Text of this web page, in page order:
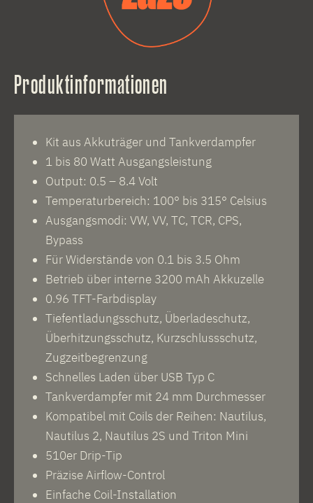
Produktinformationen
Kit aus Akkuträger und Tankverdampfer
1 bis 80 Watt Ausgangsleistung
Output: 0.5 – 8.4 Volt
Temperaturbereich: 100° bis 315° Celsius
Ausgangsmodi: VW, VV, TC, TCR, CPS,
Bypass
Für Widerstände von 0.1 bis 3.5 Ohm
Betrieb über interne 3200 mAh Akkuzelle
0.96 TFT-Farbdisplay
Tiefentladungsschutz, Überladeschutz,
Überhitzungsschutz, Kurzschlussschutz,
Zugzeitbegrenzung
Schnelles Laden über USB Typ C
Tankverdampfer mit 24 mm Durchmesser
Kompatibel mit Coils der Reihen: Nautilus,
Nautilus 2, Nautilus 2S und Triton Mini
510er Drip-Tip
Präzise Airflow-Control
Einfache Coil-Installation